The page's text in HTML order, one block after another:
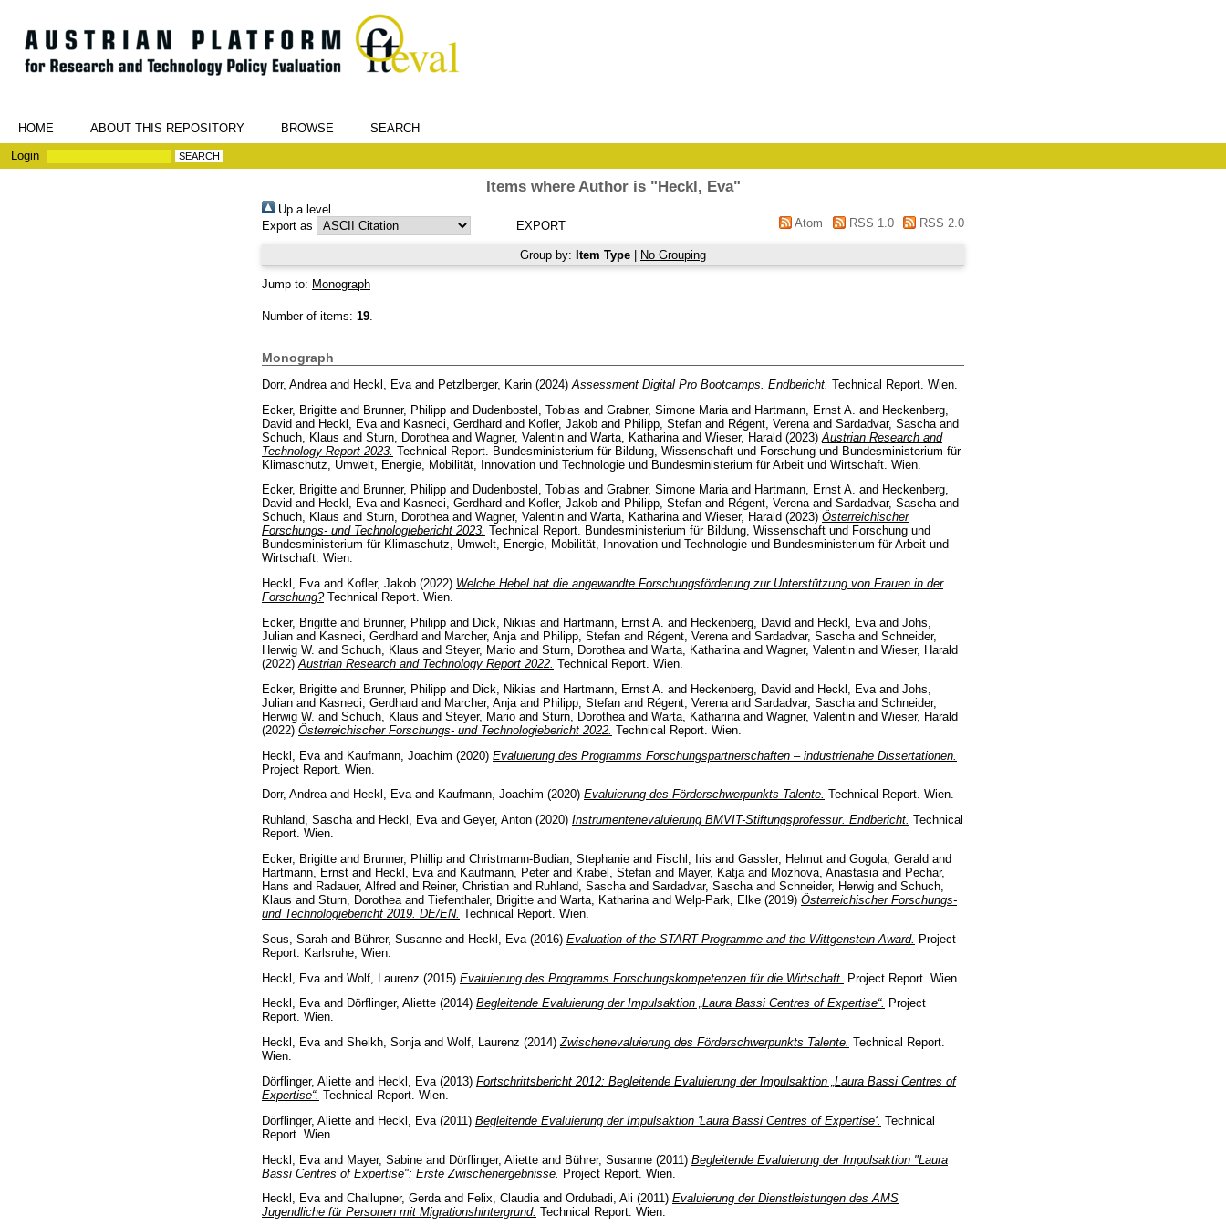
HOME ABOUT THIS REPOSITORY BROWSE
SEARCH
Login
Items where Author is "Heckl, Eva"
Up a level
Export as
Atom RSS 1.0 RSS 2.0
Group by: Item Type No Grouping
Jump to: Monograph
Number of items: 19.
Monograph
Dorr, Andrea and Heckl, Eva and Petzlberger, Karin (2024) Assessment Digital Pro Bootcamps. Endbericht. Technical Report. Wien.
Ecker, Brigitte and Brunner, Philipp and Dudenbostel, Tobias and Grabner, Simone Maria and Hartmann, Ernst A. and Heckenberg,
David and Heckl, Eva and Kasneci, Gerdhard and Kofler, Jakob and Philipp, Stefan and Régent, Verena and Sardadvar, Sascha and
Schuch, Klaus and Sturn, Dorothea and Wagner, Valentin and Warta, Katharina and Wieser, Harald (2023) Austrian Research and
Technology Report 2023. Technical Report. Bundesministerium für Bildung, Wissenschaft und Forschung und Bundesministerium für
Klimaschutz, Umwelt, Energie, Mobilität, Innovation und Technologie und Bundesministerium für Arbeit und Wirtschaft. Wien.
Ecker, Brigitte and Brunner, Philipp and Dudenbostel, Tobias and Grabner, Simone Mariaand Hartmann, Ernst A. and Heckenberg,
David and Heckl, Evaand Kasneci, Gerdhard and Kofler, Jakob and Philipp, Stefan and Régent, Verenaand Sardadvar, Saschaand
Schuch, Klaus and Sturn, Dorotheaand Wagner, Valentin and Warta, Katharinaand Wieser, Harald (2023) Österreichischer
Forschungs- und Technologiebericht 2023. Technical Report. Bundesministerium für Bildung, Wissenschaft und Forschung und
Bundesministerium für Klimaschutz, Umwelt, Energie, Mobilität, Innovation und Technologie und Bundesministerium für Arbeit und
Wirtschaft. Wien.
Heckl, Evaand Kofler, Jakob (2022) Welche Hebel hat die angewandte Forschungsförderung zur Unterstützung von Frauen in der
Forschung?Technical Report. Wien.
Ecker, Brigitte and Brunner, Philipp and Dick, Nikias and Hartmann, Ernst A. and Heckenberg, David and Heckl, Eva and Johs,
Julian and Kasneci, Gerdhard and Marcher, Anja and Philipp, Stefan and Régent, Verena and Sardadvar, Sascha and Schneider,
Herwig W. and Schuch, Klaus and Steyer, Mario and Sturn, Dorothea and Warta, Katharina and Wagner, Valentin and Wieser, Harald
(2022) Austrian Research and Technology Report 2022. Technical Report. Wien.
Ecker, Brigitte and Brunner, Philipp and Dick, Nikias and Hartmann, Ernst A. and Heckenberg, David and Heckl, Eva and Johs,
Julian and Kasneci, Gerdhard and Marcher, Anja and Philipp, Stefan and Régent, Verena and Sardadvar, Sascha and Schneider,
Herwig W. and Schuch, Klaus and Steyer, Mario and Sturn, Dorothea and Warta, Katharina and Wagner, Valentin and Wieser, Harald
(2022) Österreichischer Forschungs- und Technologiebericht 2022. Technical Report. Wien.
Heckl, Eva and Kaufmann, Joachim (2020) Evaluierung des Programms Forschungspartnerschaften – industrienahe Dissertationen.
Project Report. Wien.
Dorr, Andreaand Heckl, Evaand Kaufmann, Joachim (2020) Evaluierung des Förderschwerpunkts Talente. Technical Report. Wien.
Ruhland, Saschaand Heckl, Evaand Geyer, Anton (2020) Instrumentenevaluierung BMVIT-Stiftungsprofessur. Endbericht. Technical
Report. Wien.
Ecker, Brigitte and Brunner, Phillip and Christmann-Budian, Stephanie and Fischl, Iris and Gassler, Helmut and Gogola, Gerald and
Hartmann, Ernst and Heckl, Eva and Kaufmann, Peterand Krabel, Stefan and Mayer, Katja and Mozhova, Anastasia and Pechar,
Hans and Radauer, Alfred and Reiner, Christian and Ruhland, Sascha and Sardadvar, Sascha and Schneider, Herwig and Schuch,
Klaus and Sturn, Dorothea and Tiefenthaler, Brigitte and Warta, Katharina and Welp-Park, Elke (2019) Österreichischer Forschungs-
und Technologiebericht 2019. DE/EN. Technical Report. Wien.
Seus, Sarah and Bührer, Susanne and Heckl, Eva (2016) Evaluation of the START Programme and the Wittgenstein Award. Project
Report. Karlsruhe, Wien.
Heckl, Eva and Wolf, Laurenz (2015) Evaluierung des Programms Forschungskompetenzen für die Wirtschaft. Project Report. Wien.
Heckl, Evaand Dörflinger, Aliette (2014) Begleitende Evaluierung der Impulsaktion „Laura Bassi Centres of Expertise“. Project
Report. Wien.
Heckl, Evaand Sheikh, Sonjaand Wolf, Laurenz (2014)Zwischenevaluierung des Förderschwerpunkts Talente. Technical Report.
Wien.
Dörflinger, Aliette and Heckl, Eva (2013) Fortschrittsbericht 2012: Begleitende Evaluierung der Impulsaktion „Laura Bassi Centres of
Expertise“. Technical Report. Wien.
Dörflinger, Aliette and Heckl, Eva (2011) Begleitende Evaluierung der Impulsaktion 'Laura Bassi Centres of Expertise‘. Technical
Report. Wien.
Heckl, Eva and Mayer, Sabine and Dörflinger, Aliette and Bührer, Susanne (2011) Begleitende Evaluierung der Impulsaktion "Laura
Bassi Centres of Expertise": Erste Zwischenergebnisse. Project Report. Wien.
Heckl, Evaand Challupner, Gerdaand Felix, Claudiaand Ordubadi, Ali (2011) Evaluierung der Dienstleistungen des AMS
Jugendliche für Personen mit Migrationshintergrund. Technical Report. Wien.